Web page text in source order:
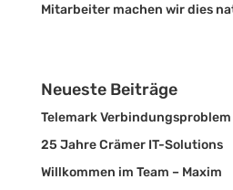
Mitarbeiter machen wir dies
Neueste Beiträge
Telemark Verbindungsproblem
25 Jahre Crämer IT-Solutions
Willkommen im Team – Maxim